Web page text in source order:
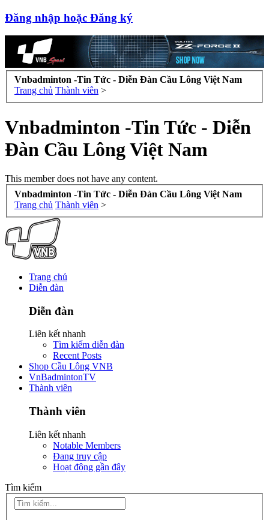
Đăng nhập hoặc Đăng ký
Vnbadminton -Tin Tức - Diễn Đàn Cầu Lông Việt Nam
Trang chủ Thành viên >
Vnbadminton -Tin Tức - Diễn
Đàn Cầu Lông Việt Nam
This member does not have any content.
Vnbadminton -Tin Tức - Diễn Đàn Cầu Lông Việt Nam
Trang chủ Thành viên >
Trang chủ
Diễn đàn
Diễn đàn
Liên kết nhanh
Tìm kiếm diễn đàn
Recent Posts
Shop Cầu Lông VNB
VnBadmintonTV
Thành viên
Thành viên
Liên kết nhanh
Notable Members
Đang truy cập
Hoạt động gần đây
Tìm kiếm